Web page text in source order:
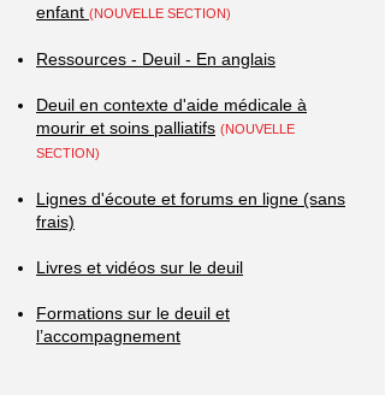
enfant (NOUVELLE SECTION)
Ressources - Deuil - En anglais
Deuil en contexte d'aide médicale à
mourir et soins palliatifs (NOUVELLE
SECTION)
Lignes d'écoute et forums en ligne (sans
frais)
Livres et vidéos sur le deuil
Formations sur le deuil et
l’accompagnement